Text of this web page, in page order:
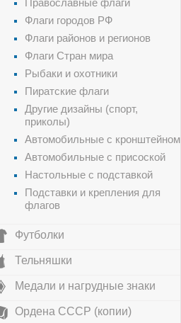
Православные флаги
Флаги городов РФ
Флаги районов и регионов
Флаги Стран мира
Рыбаки и охотники
Пиратские флаги
Другие дизайны (спорт,
приколы)
Автомобильные с кронштейном
Автомобильные с присоской
Настольные с подставкой
Подставки и крепления для
флагов
Футболки
Тельняшки
Медали и нагрудные знаки
Ордена СССР (копии)